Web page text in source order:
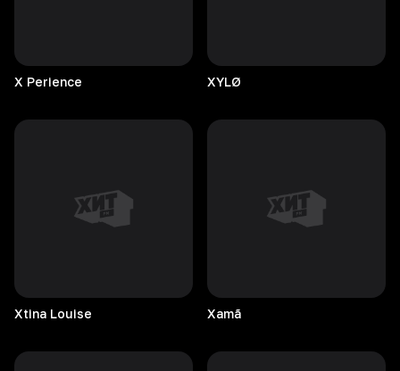
X Perience XYLØ
Xtina Louise Xamã